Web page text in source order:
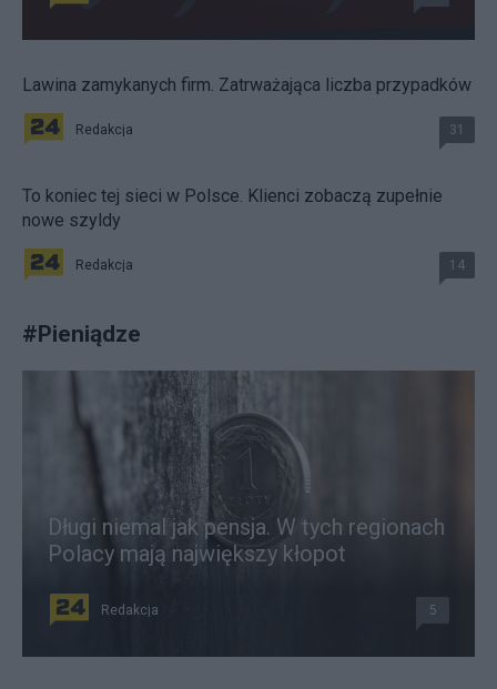
Lawina zamykanych firm. Zatrważająca liczba przypadków
Redakcja 31
To koniec tej sieci w Polsce. Klienci zobaczą zupełnie
nowe szyldy
Redakcja 14
#Pieniądze
Długi niemal jak pensja. W tych regionach
Polacy mają największy kłopot
Redakcja 5